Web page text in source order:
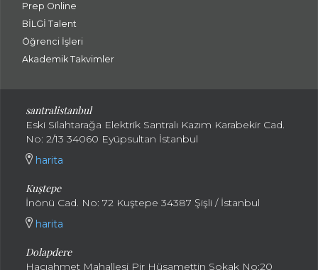
Prep Online
BİLGİ Talent
Öğrenci İşleri
Akademik Takvimler
santralistanbul
Eski Silahtarağa Elektrik Santralı Kazım Karabekir Cad.
No: 2/13 34060 Eyüpsultan İstanbul
harita
Kuştepe
İnönü Cad. No: 72 Kuştepe 34387 Şişli / İstanbul
harita
Dolapdere
Hacıahmet Mahallesi Pir Hüsamettin Sokak No:20